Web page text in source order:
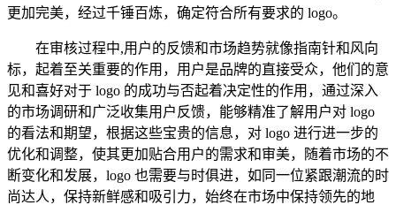
更加完美，经过千锤百炼，确定符合所有要求的 logo。
在审核过程中,用户的反馈和市场趋势就像指南针和风向
标，起着至关重要的作用，用户是品牌的直接受众，他们的意
见和喜好对于 logo 的成功与否起着决定性的作用，通过深入
的市场调研和广泛收集用户反馈，能够精准了解用户对 logo
的看法和期望，根据这些宝贵的信息，对 logo 进行进一步的
优化和调整，使其更加贴合用户的需求和审美，随着市场的不
断变化和发展，logo 也需要与时俱进，如同一位紧跟潮流的时
尚达人，保持新鲜感和吸引力，始终在市场中保持领先的地